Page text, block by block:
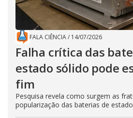
FALA CIÊNCIA/ 14/07/2026
Falha crítica das
estado sólido pode
fim
Pesquisa revela como surgem as
popularização das baterias de